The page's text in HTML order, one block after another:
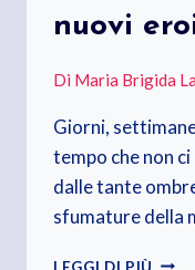
nuovi
Di Maria Brigida
Giorni,
tempo che non
dalle tante
sfumature della
LEGGI DI PIÙ